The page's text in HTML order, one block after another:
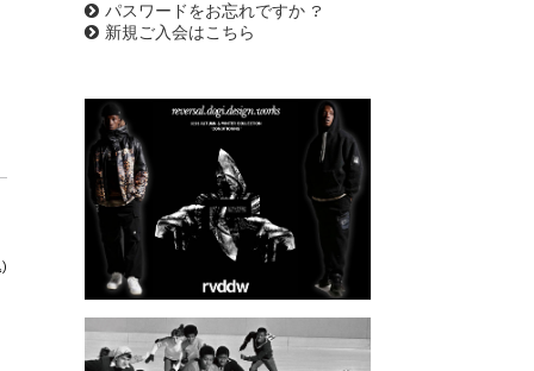
パスワードをお忘れですか ?
新規ご入会はこちら